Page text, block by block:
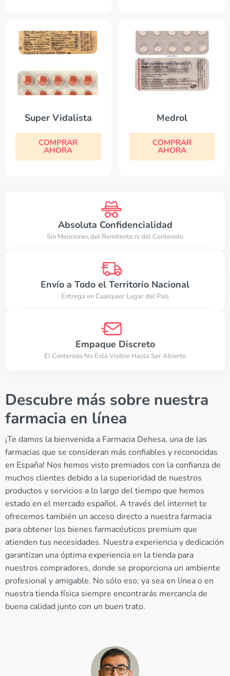
Absoluta Confidencialidad
Sin Menciones del Remitente ni del Contenido
Envío a Todo el Territorio Nacional
Entrega en Cualquier Lugar del País
Empaque Discreto
El Contenido No Está Visible Hasta Ser Abierto
Descubre más sobre nuestra
farmacia en línea
¡Te damos la bienvenida a Farmacia Dehesa, una de las
farmacias que se consideran más confiables y reconocidas
en España! Nos hemos visto premiados con la confianza de
muchos clientes debido a la superioridad de nuestros
productos y servicios a lo largo del tiempo que hemos
estado en el mercado español. A través del internet te
ofrecemos también un acceso directo a nuestra farmacia
para obtener los bienes farmacéuticos premium que
atienden tus necesidades. Nuestra experiencia y dedicación
garantizan una óptima experiencia en la tienda para
nuestros compradores, donde se proporciona un ambiente
profesional y amigable. No sólo eso; ya sea en línea o en
nuestra tienda física siempre encontrarás mercancía de
buena calidad junto con un buen trato.
Super Vidalista
COMPRAR
AHORA
Medrol
COMPRAR
AHORA